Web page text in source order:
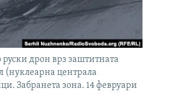
дрон врз заштитната
(нуклеарна централа
Забранета зона. 14 февруари